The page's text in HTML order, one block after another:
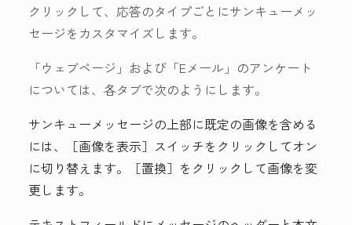
クリックして、応答のタイプごとにサンキューメッ
セージをカスタマイズします。
「ウェブページ 」および「Eメール 」のアンケート
については、各タブで次のようにします。
サンキューメッセージの上部に既定の画像を含める
には、［画像を表示］ スイッチをクリックしてオン
に切り替えます。［置換］ をクリックして画像を変
更します。